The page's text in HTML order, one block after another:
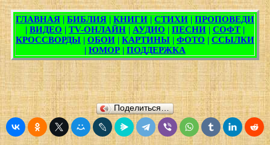
Поделиться…